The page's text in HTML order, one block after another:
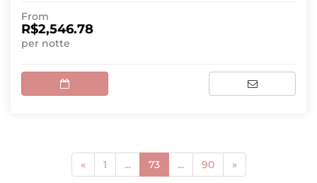
From
R$2,546.78
per notte
« 1 ... 73(current)
... 90 »